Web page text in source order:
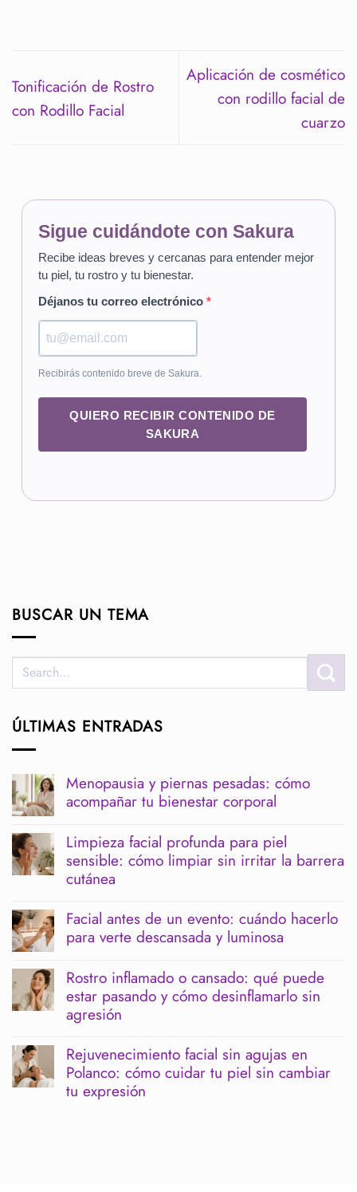
Tonificación de Rostro
con Rodillo Facial
Aplicación de cosmético
con rodillo facial de
cuarzo
Sigue cuidándote con Sakura
Recibe ideas breves y cercanas para entender mejor
tu piel, tu rostro y tu bienestar.
Déjanos tu correo electrónico
Recibirás contenido breve de Sakura.
QUIERO RECIBIR CONTENIDO DE
SAKURA
BUSCAR UN TEMA
ÚLTIMAS ENTRADAS
Menopausia y piernas pesadas: cómo
acompañar tu bienestar corporal
hay
comentarios
en
Menopausia
y
pesadas:
cómo
acompañar
tu
corporal
Limpieza facial profunda para piel
sensible: cómo limpiar sin irritar la barrera
cutánea
hay
comentarios
en
Limpieza
profunda
para
piel
sensible:
cómo
sin
irritar
la
barrera
cutánea
Facial antes de un evento: cuándo hacerlo
para verte descansada y luminosa
hay
comentarios
en
Facial
antes
un
evento:
cuándo
hacerlo
para
Rostro inflamado o cansado: qué puede
estar pasando y cómo desinflamarlo sin
agresión
hay
comentarios
en
Rostro
inflamado
Rejuvenecimiento facial sin agujas en
Polanco: cómo cuidar tu piel sin cambiar
tu expresión